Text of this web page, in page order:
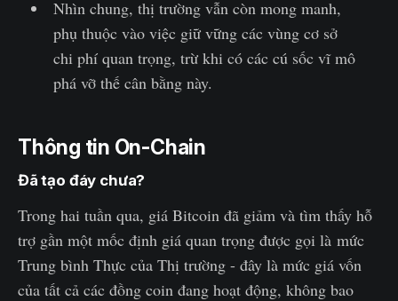
Nhìn chung, thị trường vẫn còn mong manh,
phụ thuộc vào việc giữ vững các vùng cơ sở
chi phí quan trọng, trừ khi có các cú sốc vĩ mô
phá vỡ thế cân bằng này.
Thông tin On-Chain
Đã tạo đáy chưa?
Trong hai tuần qua, giá Bitcoin đã giảm và tìm thấy hỗ
trợ gần một mốc định giá quan trọng được gọi là mức
Trung bình Thực của Thị trường - đây là mức giá vốn
của tất cả các đồng coin đang hoạt động, không bao